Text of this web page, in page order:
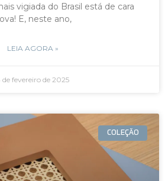
vigiada do Brasil está de cara
E, neste ano,
LEIA AGORA »
de fevereiro de 2025
COLEÇÃO